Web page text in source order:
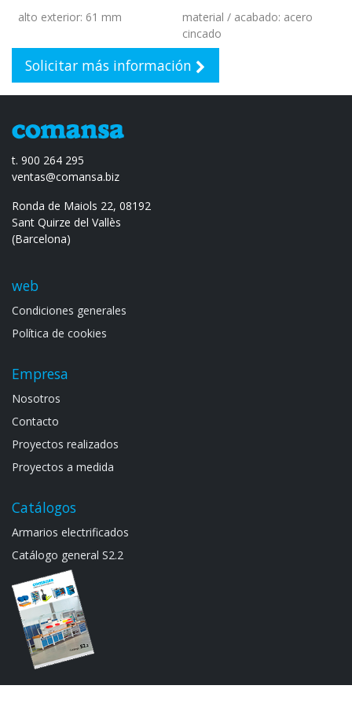
alto exterior: 61 mm material / acabado: acero
cincado
Solicitar más información
t. 900 264 295
ventas@comansa.biz
Ronda de Maiols 22, 08192
Sant Quirze del Vallès
(Barcelona)
web
Condiciones generales
Política de cookies
Empresa
Noso​tros
Contacto
Proyectos realizados
Proyectos a medida
Catálogos
Armarios electrif​icad​os
Catálogo general S​2.2